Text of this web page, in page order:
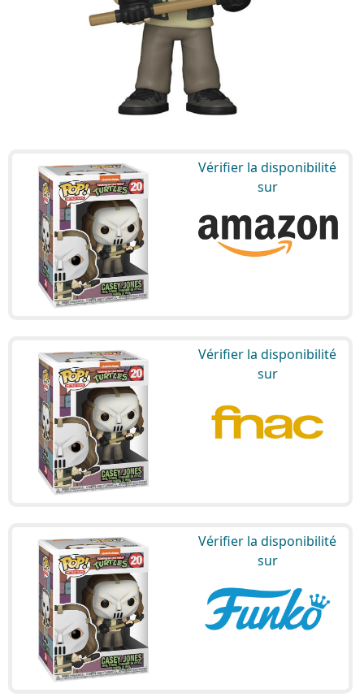
Vérifier la disponibilité
sur
Vérifier la disponibilité
sur
Vérifier la disponibilité
sur